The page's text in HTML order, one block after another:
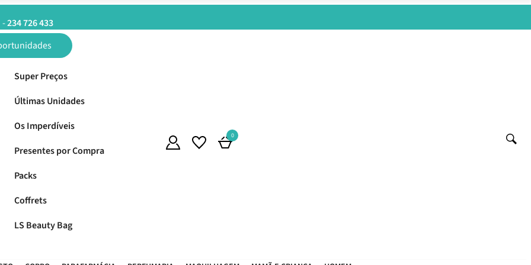
Entregas em 24H úteis.
Super Preços
Últimas Unidades
Os Imperdíveis
Presentes por Compra
Packs
Coffrets
LS Beauty Bag
0